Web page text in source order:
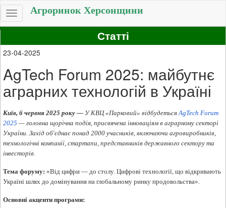
Toggle
navigation
Агроринок Херсонщини
Статті
23-04-2025
AgTech Forum 2025: майбутнє
аграрних технологій в Україні
Київ, 6 червня 2025 року — У КВЦ «Парковий» відбудеться AgTech Forum
2025 — головна щорічна подія, присвячена інноваціям в аграрному секторі
України. Захід об'єднає понад 2000 учасників, включаючи агровиробників,
технологічні компанії, стартапи, представників державного сектору та
інвесторів.​
Тема форуму: «Від цифри — до столу. Цифрові технології, що відкривають
Україні шлях до домінування на глобальному ринку продовольства».​
Основні акценти програми: